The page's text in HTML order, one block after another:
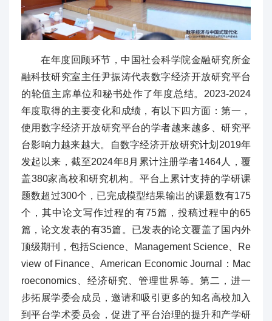
在年度回顾环节，中国社会科学院金融研究所金
融科技研究室主任尹振涛代表数字经济开放研究平台
的轮值主席单位和秘书处作了年度总结。2023-2024
年度取得的主要变化和成绩，有以下四方面：第一，
使用数字经济开放研究平台的学者越来越多、研究平
台影响力越来越大。自数字经济开放研究计划2019年
发起以来，截至2024年8月累计注册学者1464人，覆
盖380家高校和研究机构。平台上累计支持的学研课
题数超过300个，已完成模型结果输出的课题数有175
个，其中论文写作过程的有75篇，投稿过程中的65
篇，论文发表的有35篇。已发表的论文覆盖了国内外
顶级期刊，包括Science、Management Science、Re
view of Finance、American Economic Journal：Mac
roeconomics、经济研究、管理世界等。第二，进一
步拓展学委会成员，邀请和吸引更多的知名高校加入
到平台学术委员会，促进了平台治理的提升和产学研